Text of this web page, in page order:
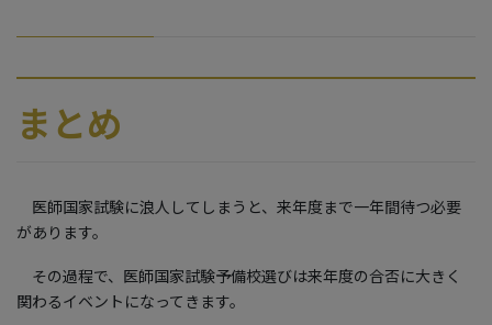
まとめ
医師国家試験に浪人してしまうと、来年度まで一年間待つ必要
があります。
その過程で、医師国家試験予備校選びは来年度の合否に大きく
関わるイベントになってきます。